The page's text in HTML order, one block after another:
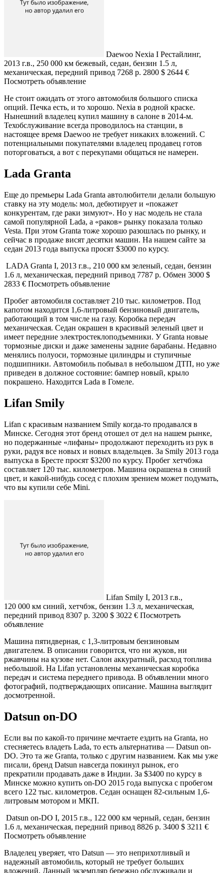
Daewoo Nexia I Рестайлинг,
2013 г.в., 250 000 км бежевый, седан, бензин 1.5 л,
механическая, передний привод 7268 р. 2800 $ 2644 €
Посмотреть объявление
Не стоит ожидать от этого автомобиля большого списка
опций. Печка есть, и то хорошо. Nexia в родной краске.
Нынешний владелец купил машину в салоне в 2014-м.
Техобслуживание всегда проводилось на станции, в
настоящее время Daewoo не требует никаких вложений. С
потенциальными покупателями владелец продавец готов
поторговаться, а вот с перекупами общаться не намерен.
Lada Granta
Еще до премьеры Lada Granta автолюбители делали большую
ставку на эту модель: мол, дебютирует и «покажет
конкурентам, где раки зимуют». Но у нас модель не стала
самой популярной Lada, а «раков» рынку показала только
Vesta. При этом Granta тоже хорошо разошлась по рынку, и
сейчас в продаже висят десятки машин. На нашем сайте за
седан 2013 года выпуска просят $3000 по курсу.
LADA Granta I, 2013 г.в., 210 000 км зеленый, седан, бензин
1.6 л, механическая, передний привод 7787 р. Обмен 3000 $
2833 € Посмотреть объявление
Пробег автомобиля составляет 210 тыс. километров. Под
капотом находится 1,6-литровый бензиновый двигатель,
работающий в том числе на газу. Коробка передач
механическая. Седан окрашен в красивый зеленый цвет и
имеет передние электростеклоподъемники. У Granta новые
тормозные диски и даже заменены задние барабаны. Недавно
менялись полуоси, тормозные цилиндры и ступичные
подшипники. Автомобиль побывал в небольшом ДТП, но уже
приведен в должное состояние: бампер новый, крыло
покрашено. Находится Lada в Гомеле.
Lifan Smily
Lifan с красивым названием Smily когда-то продавался в
Минске. Сегодня этот бренд отошел от дел на нашем рынке,
но подержанные «лифаны» продолжают переходить из рук в
руки, радуя все новых и новых владельцев. За Smily 2013 года
выпуска в Бресте просят $3200 по курсу. Пробег хетчбэка
составляет 120 тыс. километров. Машина окрашена в синий
цвет, и какой-нибудь сосед с плохим зрением может подумать,
что вы купили себе Mini.
Lifan Smily I, 2013 г.в.,
120 000 км синий, хетчбэк, бензин 1.3 л, механическая,
передний привод 8307 р. 3200 $ 3022 € Посмотреть
объявление
Машина пятидверная, с 1,3-литровым бензиновым
двигателем. В описании говорится, что ни жуков, ни
ржавчины на кузове нет. Салон аккуратный, расход топлива
небольшой. На Lifan установлены механическая коробка
передач и система переднего привода. В объявлении много
фотографий, подтверждающих описание. Машина выглядит
досмотренной.
Datsun on-DO
Если вы по какой-то причине мечтаете ездить на Granta, но
стесняетесь владеть Lada, то есть альтернатива — Datsun on-
DO. Это та же Granta, только с другим названием. Как мы уже
писали, бренд Datsun навсегда покинул рынок, его
прекратили продавать даже в Индии. За $3400 по курсу в
Минске можно купить on-DO 2015 года выпуска с пробегом
всего 122 тыс. километров. Седан оснащен 82-сильным 1,6-
литровым мотором и МКП.
Datsun on-DO I, 2015 г.в., 122 000 км черный, седан, бензин
1.6 л, механическая, передний привод 8826 р. 3400 $ 3211 €
Посмотреть объявление
Владелец уверяет, что Datsun — это неприхотливый и
надежный автомобиль, который не требует больших
вложений. Данный экземпляр бережно обслуживали и